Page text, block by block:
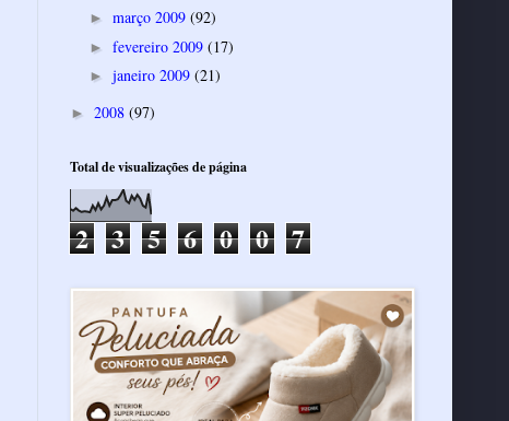
► março 2009 (92)
► fevereiro 2009 (17)
► janeiro 2009 (21)
► 2008 (97)
Total de visualizações de página
2 3 5 6 0 0 7